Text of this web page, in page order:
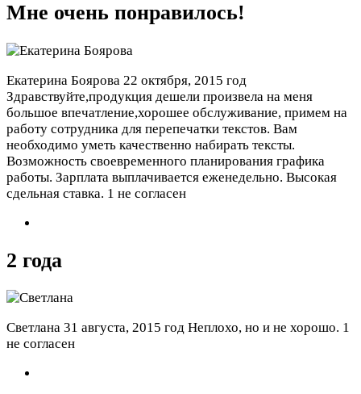
Мне очень понравилось!
Екатерина Боярова 22 октября, 2015 год
Здравствуйте,продукция дешели произвела на меня
большое впечатление,хорошее обслуживание, примем на
работу сотрудника для перепечатки текстов. Вам
необходимо уметь качественно набирать тексты.
Возможность своевременного планирования графика
работы. Зарплата выплачивается еженедельно. Высокая
сдельная ставка. 1 не согласен
2 года
Светлана 31 августа, 2015 год Неплохо, но и не хорошо. 1
не согласен